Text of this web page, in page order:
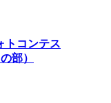
トコンテス
部）